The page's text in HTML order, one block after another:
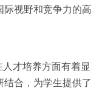
视野和竞争力的高
才培养方面有着
合，为学生提供